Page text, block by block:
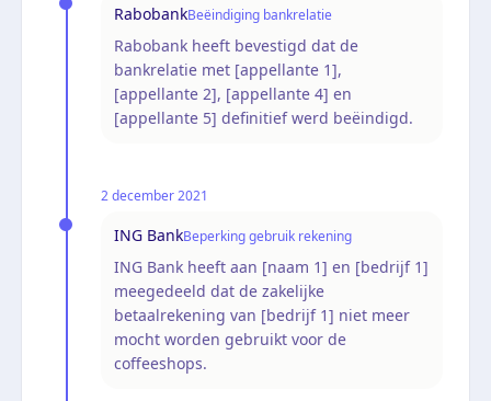
RabobankBeëindiging bankrelatie
Rabobank heeft bevestigd dat de
bankrelatie met [appellante 1],
[appellante 2], [appellante 4] en
[appellante 5] definitief werd beëindigd.
2 december 2021
ING BankBeperking gebruik rekening
ING Bank heeft aan [naam 1] en [bedrijf 1]
meegedeeld dat de zakelijke
betaalrekening van [bedrijf 1] niet meer
mocht worden gebruikt voor de
coffeeshops.